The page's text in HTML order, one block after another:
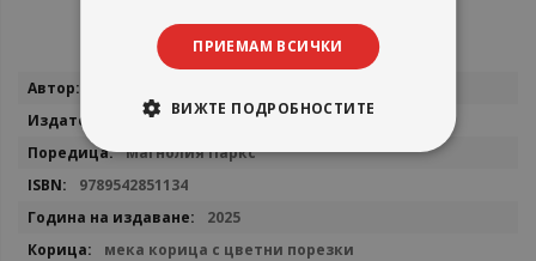
Повече
Сиела
Магнолия Паркс
9789542851134
2025
мека корица с цветни порезки
ПРИЕМАМ ВСИЧКИ
ВИЖТЕ ПОДРОБНОСТИТЕ